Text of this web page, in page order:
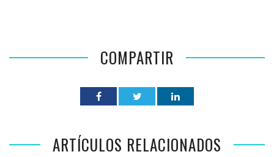
COMPARTIR
ARTÍCULOS RELACIONADOS